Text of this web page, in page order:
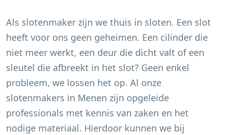
Als slotenmaker zijn we thuis in sloten. Een slot
heeft voor ons geen geheimen. Een cilinder die
niet meer werkt, een deur die dicht valt of een
sleutel die afbreekt in het slot? Geen enkel
probleem, we lossen het op. Al onze
slotenmakers in Menen zijn opgeleide
professionals met kennis van zaken en het
nodige materiaal. Hierdoor kunnen we bij